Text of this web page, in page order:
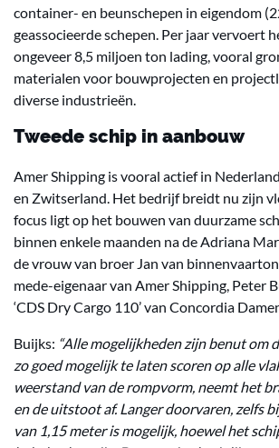
container- en beunschepen in eigendom
geassocieerde schepen. Per jaar vervoert
ongeveer 8,5 miljoen ton lading, vooral
materialen voor bouwprojecten en
diverse industrieën.
Tweede schip in aanbouw
Amer Shipping is vooral actief in
en Zwitserland. Het bedrijf breidt nu zijn
focus ligt op het bouwen van duurzame
binnen enkele maanden na de Adriana
de vrouw van broer Jan van
mede-eigenaar van Amer Shipping, Peter
‘CDS Dry Cargo 110’ van Concordia
Buijks: “Alle mogelijkheden zijn benut om
zo goed mogelijk te laten scoren op alle
weerstand van de rompvorm, neemt het
en de uitstoot af. Langer doorvaren, zelfs
van 1,15 meter is mogelijk, hoewel het